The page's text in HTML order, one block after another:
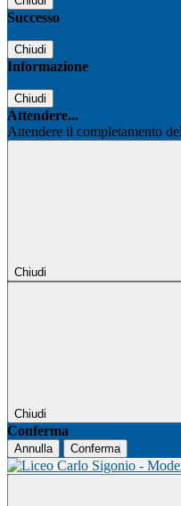
Successo
Chiudi
Informazione
Chiudi
Attendere...
Attendere il completamento
Chiudi
Chiudi
Conferma
Annulla Conferma